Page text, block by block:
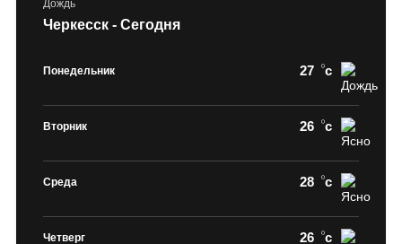
Дождь
Черкесск - Сегодня
Понедельник 27 c
Вторник 26 c
Среда 28 c
Четверг 26 c